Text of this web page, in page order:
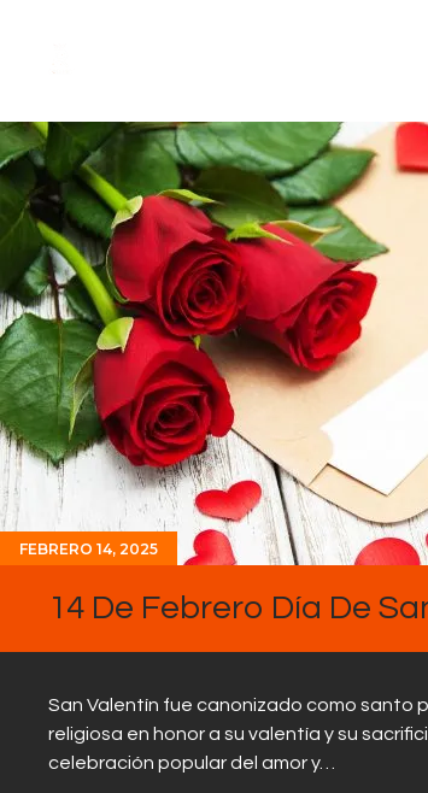
FEBRERO 14, 2025
14 De Febrero Día De
San Valentín fue canonizado como santo
religiosa en honor a su valentía y su
celebración popular del amor y…